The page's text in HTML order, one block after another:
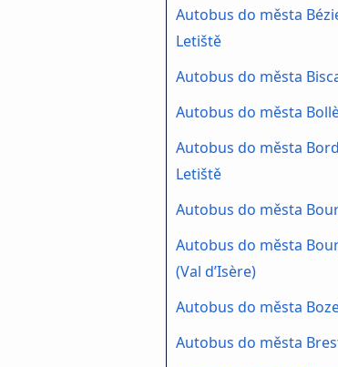
Autobus do města
Letiště
Autobus do města
Autobus do města
Autobus do města
Letiště
Autobus do města
Autobus do města
(Val d’Isère)
Autobus do města
Autobus do města